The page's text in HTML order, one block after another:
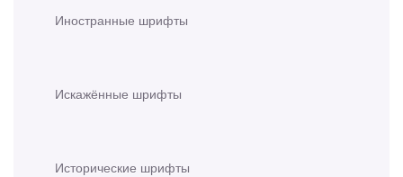
Иностранные шрифты
Искажённые шрифты
Исторические шрифты